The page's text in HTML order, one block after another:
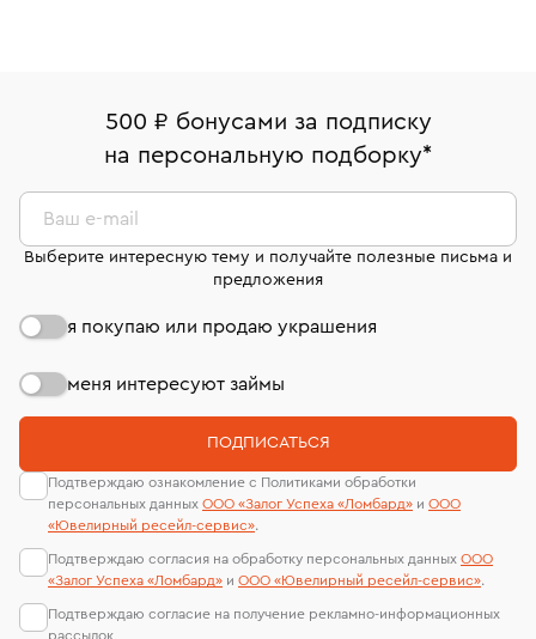
500 ₽ бонусами за подписку
на персональную подборку*
Ваш e-mail
Выберите интересную тему и получайте полезные письма и
предложения
я покупаю или продаю украшения
меня интересуют займы
ПОДПИСАТЬСЯ
Подтверждаю ознакомление с Политиками обработки
персональных данных ООО «Залог Успеха «Ломбард» и ООО
«Ювелирный ресейл-сервиc».
Подтверждаю согласия на обработку персональных данных ООО
«Залог Успеха «Ломбард» и ООО «Ювелирный ресейл-сервиc».
Подтверждаю согласие на получение рекламно-информационных
рассылок